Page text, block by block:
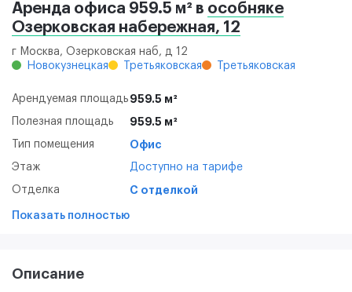
Аренда офиса 959.5 м² в особняке
Озерковская набережная, 12
г Москва, Озерковская наб, д 12
Новокузнецкая
Третьяковская Третьяковская
Арендуемая площадь 959.5 м²
Полезная площадь 959.5 м²
Тип помещения Офис
Этаж Доступно на тарифе
Отделка С отделкой
Показать полностью
Описание